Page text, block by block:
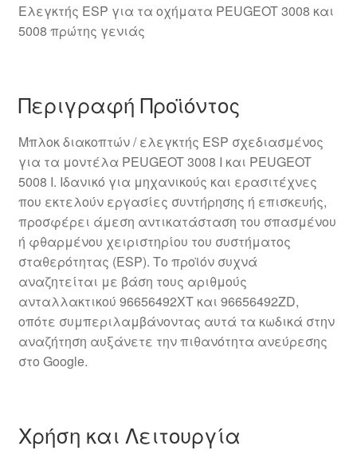
Ελεγκτής ESP για τα οχήματα PEUGEOT 3008 και
5008 πρώτης γενιάς
Περιγραφή Προϊόντος
Μπλοκ διακοπτών / ελεγκτής ESP σχεδιασμένος
για τα μοντέλα PEUGEOT 3008 I και PEUGEOT
5008 I. Ιδανικό για μηχανικούς και ερασιτέχνες
που εκτελούν εργασίες συντήρησης ή επισκευής,
προσφέρει άμεση αντικατάσταση του σπασμένου
ή φθαρμένου χειριστηρίου του συστήματος
σταθερότητας (ESP). Το προϊόν συχνά
αναζητείται με βάση τους αριθμούς
ανταλλακτικού 96656492XT και 96656492ZD,
οπότε συμπεριλαμβάνοντας αυτά τα κωδικά στην
αναζήτηση αυξάνετε την πιθανότητα ανεύρεσης
στο Google.
Χρήση και Λειτουργία